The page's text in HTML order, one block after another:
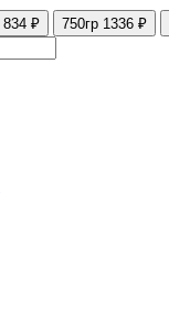
834 ₽ 750гр 1336 ₽